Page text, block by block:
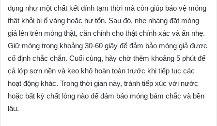
dụng như một chất kết dính tạm thời mà còn giúp bảo vệ móng
thật khỏi bị ố vàng hoặc hư tổn. Sau đó, nhẹ nhàng đặt móng
giả lên trên móng thật, căn chỉnh cho thật chính xác và ấn nhẹ.
Giữ móng trong khoảng 30-60 giây để đảm bảo móng giả được
cố định chắc chắn. Cuối cùng, hãy chờ thêm khoảng 5 phút để
cả lớp sơn nền và keo khô hoàn toàn trước khi tiếp tục các
hoạt động khác. Trong thời gian này, tránh tiếp xúc với nước
hoặc bất kỳ chất lỏng nào để đảm bảo móng bám chắc và bền
lâu.